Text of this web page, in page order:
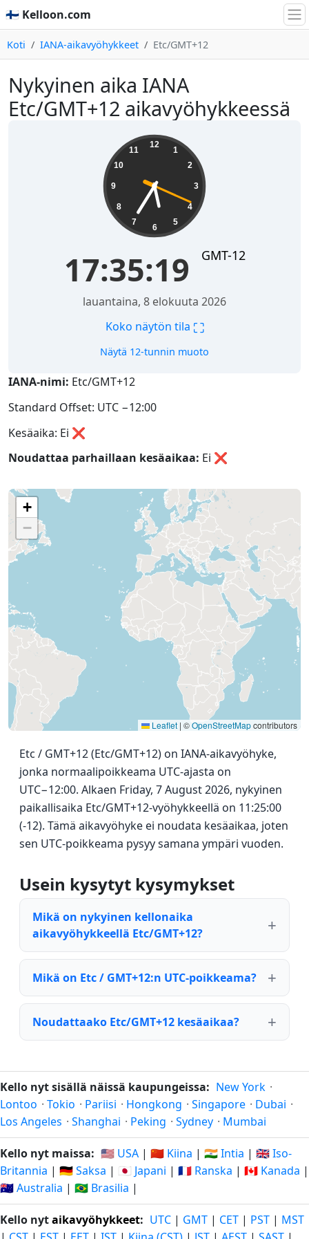
🇫🇮 Kelloon.com
Koti IANA-aikavyöhykkeet Etc/GMT+12
Nykyinen aika IANA
Etc/GMT+12 aikavyöhykkeessä
12
1
2
3
4
5
6
7
8
9
10
11
17:35:20 GMT-12
lauantaina, 8 elokuuta 2026
Koko näytön tila ⛶
Näytä 12-tunnin muoto
IANA-nimi: Etc/GMT+12
Standard Offset: UTC −12:00
Kesäaika: Ei ❌
Noudattaa parhaillaan kesäaikaa: Ei ❌
+
−
Leaflet | ©OpenStreetMapcontributors
Etc / GMT+12 (Etc/GMT+12) on IANA-aikavyöhyke,
jonka normaalipoikkeama UTC-ajasta on
UTC−12:00. Alkaen Friday, 7 August 2026, nykyinen
paikallisaika Etc/GMT+12-vyöhykkeellä on 11:25:00
(-12). Tämä aikavyöhyke ei noudata kesäaikaa, joten
sen UTC-poikkeama pysyy samana ympäri vuoden.
Usein kysytyt kysymykset
Mikä on nykyinen kellonaika
aikavyöhykkeellä Etc/GMT+12?
Mikä on Etc / GMT+12:n UTC-poikkeama?
Noudattaako Etc/GMT+12 kesäaikaa?
Kello nyt sisällä näissä kaupungeissa: New York ·
Lontoo · Tokio · Pariisi · Hongkong · Singapore · Dubai ·
Los Angeles · Shanghai · Peking · Sydney · Mumbai
Kello nyt maissa: 🇺🇸 USA | 🇨🇳 Kiina | 🇮🇳 Intia | 🇬🇧 Iso-
Britannia | 🇩🇪 Saksa | 🇯🇵 Japani | 🇫🇷 Ranska | 🇨🇦 Kanada |
🇦🇺 Australia | 🇧🇷 Brasilia |
Kello nytaikavyöhykkeet: UTC | GMT | CET | PST | MST